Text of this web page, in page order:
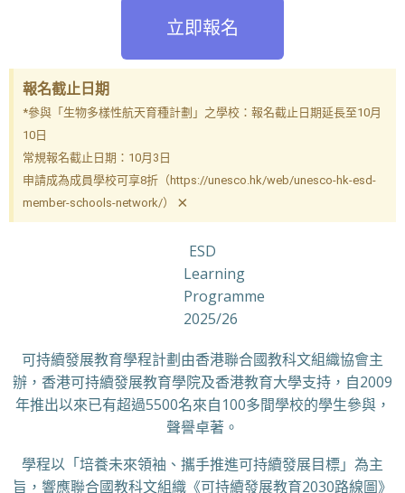
立即報名
報名截止日期
*參與「生物多樣性航天育種計劃」之學校：報名截止日期延長至10月
10日
常規報名截止日期：10月3日
申請成為成員學校可享8折（https://unesco.hk/web/unesco-hk-esd-
member-schools-network/）
×
ESD
Learning
Programme
2025/26
可持續發展教育學程計劃由香港聯合國教科文組織協會主
辦，香港可持續發展教育學院及香港教育大學支持，自2009
年推出以來已有超過5500名來自100多間學校的學生參與，
聲譽卓著。
學程以「培養未來領袖、攜手推進可持續發展目標」為主
旨，響應聯合國教科文組織《可持續發展教育2030路線圖》